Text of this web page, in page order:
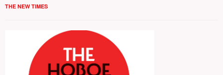
THE NEW TIMES